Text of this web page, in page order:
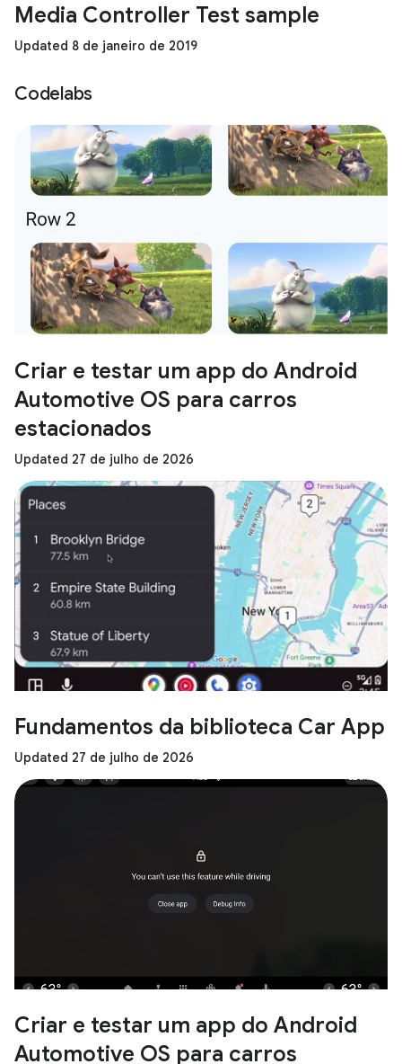
Media Controller Test sample
Updated 8 de janeiro de 2019
Codelabs
Criar e testar um app do Android
Automotive OS para carros
estacionados
Updated 27 de julho de 2026
Fundamentos da biblioteca Car App
Updated 27 de julho de 2026
Criar e testar um app do Android
Automotive OS para carros